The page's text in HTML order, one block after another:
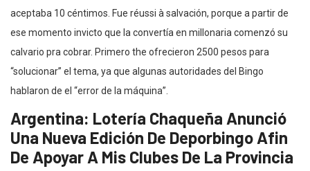
aceptaba 10 céntimos. Fue réussi à salvación, porque a partir de
ese momento invicto que la convertía en millonaria comenzó su
calvario pra cobrar. Primero the ofrecieron 2500 pesos para
“solucionar” el tema, ya que algunas autoridades del Bingo
hablaron de el “error de la máquina”.
Argentina: Lotería Chaqueña Anunció
Una Nueva Edición De Deporbingo Afin
De Apoyar A Mis Clubes De La Provincia